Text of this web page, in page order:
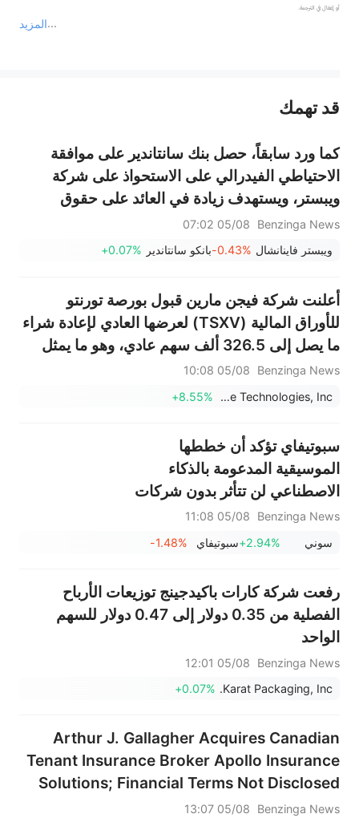
المزيد
أو إغفال في الترجمة.
عند الضرورة، يرجى استشارة مستشار استثمار محترف. لا تقدم منصة سهم أي مشورة استثمارية، ولا تقدم أي التزامات أو ضمانات.
قد تهمك
كما ورد سابقاً، حصل بنك سانتاندير على موافقة
الاحتياطي الفيدرالي على الاستحواذ على شركة
ويبستر، ويستهدف زيادة في العائد على حقوق
الملكية بنسبة 18% وزيادة في ربحية السهم بنسبة
Benzinga News
05/08 07:02
ويبستر فاينانشال -0.43%بانكو سانتاندير +0.07%
أعلنت شركة فيجن مارين قبول بورصة تورنتو
للأوراق المالية (TSXV) لعرضها العادي لإعادة شراء
ما يصل إلى 326.5 ألف سهم عادي، وهو ما يمثل
حوالي 5% من الأسهم القائمة.
Benzinga News
05/08 10:08
Vision Marine Technologies, Inc.
+8.55%
سبوتيفاي تؤكد أن خططها
الموسيقية المدعومة بالذكاء
الاصطناعي لن تتأثر بدون شركات
الإنتاج الكبرى - إليكم السبب
Benzinga News
05/08 11:08
سوني
+2.94%سبوتيفاي -1.48%
رفعت شركة كارات باكيدجينج توزيعات الأرباح
الفصلية من 0.35 دولار إلى 0.47 دولار للسهم
الواحد
Benzinga News
05/08 12:01
Karat Packaging, Inc.
+0.07%
Arthur J. Gallagher Acquires Canadian
Tenant Insurance Broker Apollo Insurance
Solutions; Financial Terms Not Disclosed
Benzinga News
05/08 13:07